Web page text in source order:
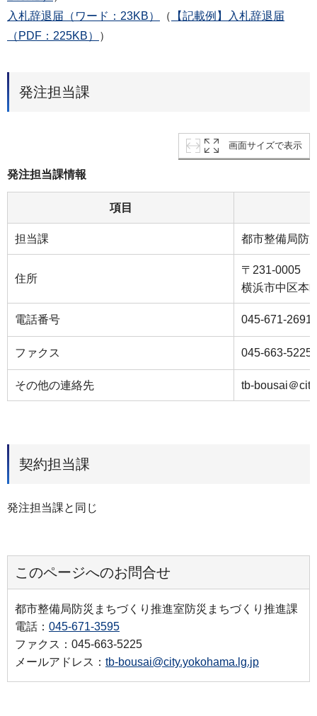
入札辞退届（ワード：23KB）
（
【記載例】入札辞退届
（PDF：225KB）
）
発注担当課
画面サイズで表示
発注担当課情報
項目
担当課 都市整備局防
住所
〒231-0005
横浜市中区本
電話番号 045‐671‐2691
ファクス 045‐663‐5225
その他の連絡先 tb-bousai＠
契約担当課
発注担当課と同じ
このページへのお問合せ
都市整備局防災まちづくり推進室防災まちづくり推進課
電話： 045-671-3595
ファクス：045-663-5225
メールアドレス： tb-bousai@city.yokohama.lg.jp